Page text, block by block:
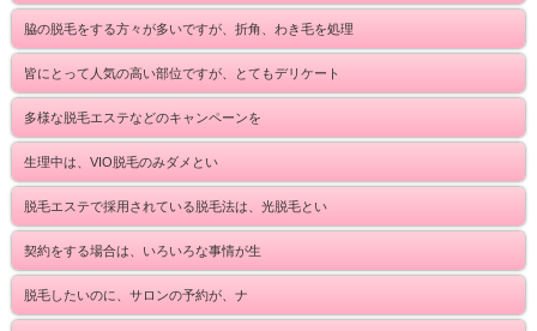
脇の脱毛をする方々が多いですが、折角、わき毛を処理
皆にとって人気の高い部位ですが、とてもデリケート
多様な脱毛エステなどのキャンペーンを
生理中は、VIO脱毛のみダメとい
脱毛エステで採用されている脱毛法は、光脱毛とい
契約をする場合は、いろいろな事情が生
脱毛したいのに、サロンの予約が、ナ